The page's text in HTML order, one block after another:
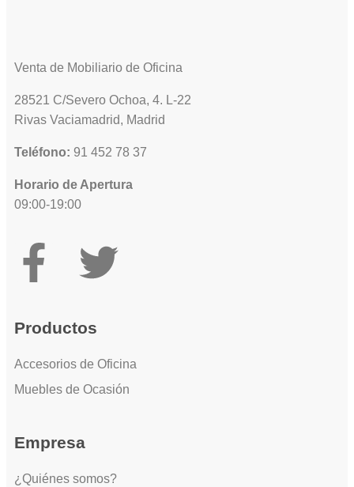
Venta de Mobiliario de Oficina
28521 C/Severo Ochoa, 4. L-22
Rivas Vaciamadrid, Madrid
Teléfono: 91 452 78 37
Horario de Apertura
09:00-19:00
Productos
Accesorios de Oficina
Muebles de Ocasión
Empresa
¿Quiénes somos?